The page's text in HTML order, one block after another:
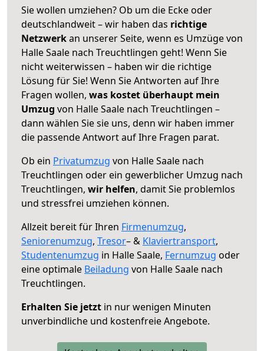
Sie wollen umziehen? Ob um die Ecke oder
deutschlandweit – wir haben das richtige
Netzwerkan unserer Seite, wenn es Umzüge von
Halle Saale nach Treuchtlingen geht! Wenn Sie
nicht weiterwissen – haben wir die richtige
Lösung für Sie! Wenn Sie Antworten auf Ihre
Fragen wollen, was kostet überhaupt mein
Umzug von Halle Saale nach Treuchtlingen –
dann wählen Sie sie uns, denn wir haben immer
die passende Antwort auf Ihre Fragen parat.
Ob ein Privatumzug von Halle Saale nach
Treuchtlingen oder ein gewerblicher Umzug nach
Treuchtlingen, wir helfen, damit Sie problemlos
und stressfrei umziehen können.
Allzeit bereit für Ihren Firmenumzug,
Seniorenumzug, Tresor– & Klaviertransport,
Studentenumzug in Halle Saale, Fernumzug oder
eine optimale Beiladung von Halle Saale nach
Treuchtlingen.
Erhalten Sie jetzt in nur wenigen Minuten
unverbindliche und kostenfreie Angebote.